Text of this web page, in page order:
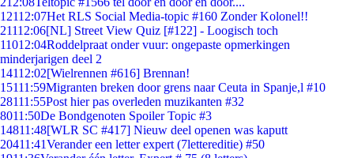
12112:07Het RLS Social Media-topic #160 Zonder Kolonel!!
21112:06[NL] Street View Quiz [#122] - Loogisch toch
11012:04Roddelpraat onder vuur: ongepaste opmerkingen
minderjarigen deel 2
14112:02[Wielrennen #616] Brennan!
15111:59Migranten breken door grens naar Ceuta in Spanje,l #10
28111:55Post hier pas overleden muzikanten #32
8011:50De Bondgenoten Spoiler Topic #3
14811:48[WLR SC #417] Nieuw deel openen was kaputt
20411:41Verander een letter expert (7lettereditie) #50